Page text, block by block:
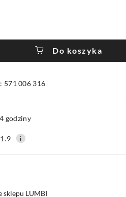
Do koszyka
571 006 316
godziny
sklepu LUMBI